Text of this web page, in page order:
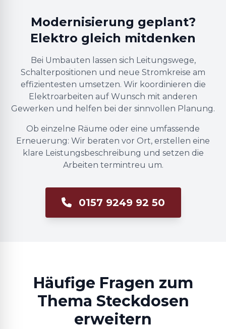
Modernisierung geplant?
Elektro gleich mitdenken
Bei Umbauten lassen sich Leitungswege,
Schalterpositionen und neue Stromkreise am
effizientesten umsetzen. Wir koordinieren die
Elektroarbeiten auf Wunsch mit anderen
Gewerken und helfen bei der sinnvollen Planung.
Ob einzelne Räume oder eine umfassende
Erneuerung: Wir beraten vor Ort, erstellen eine
klare Leistungsbeschreibung und setzen die
Arbeiten termintreu um.
0157 9249 92 50
Häufige Fragen zum
Thema Steckdosen
erweitern